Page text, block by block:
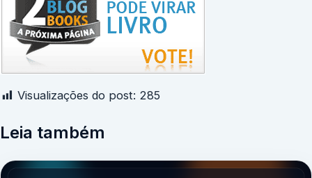
Visualizações do post: 285
Leia também